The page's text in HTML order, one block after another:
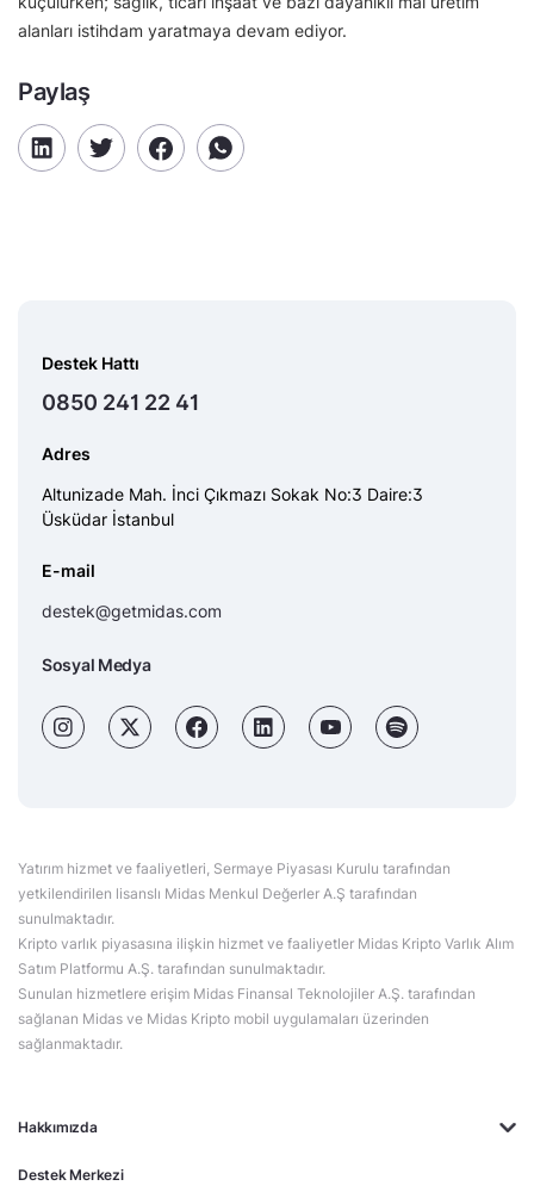
alanları istihdam yaratmaya devam ediyor.
Paylaş
Hakkımızda
Destek Merkezi
Destek Hattı
0850 241 22 41
Adres
Altunizade Mah. İnci Çıkmazı Sokak No:3 Daire:3
Üsküdar İstanbul
E-mail
destek@getmidas.com
Sosyal Medya
Yatırım hizmet ve faaliyetleri, Sermaye Piyasası Kurulu tarafından
yetkilendirilen lisanslı Midas Menkul Değerler A.Ş tarafından
sunulmaktadır.
Kripto varlık piyasasına ilişkin hizmet ve faaliyetler Midas Kripto Varlık Alım
Satım Platformu A.Ş. tarafından sunulmaktadır.
Sunulan hizmetlere erişim Midas Finansal Teknolojiler A.Ş. tarafından
sağlanan Midas ve Midas Kripto mobil uygulamaları üzerinden
sağlanmaktadır.